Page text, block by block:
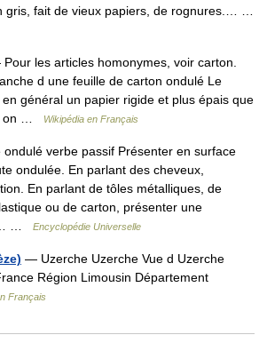
gris, fait de vieux papiers, de rognures.… …
les articles homonymes, voir carton.
d une feuille de carton ondulé Le
général un papier rigide et plus épais que
on …
Wikipédia en Français
verbe passif Présenter en surface
ondulée. En parlant des cheveux,
En parlant de tôles métalliques, de
ou de carton, présenter une
…
Encyclopédie Universelle
— Uzerche Uzerche Vue d Uzerche
Région Limousin Département
Français